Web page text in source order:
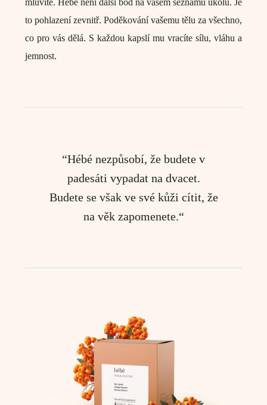
mluvíte. Hébé není další bod na vašem seznamu úkolů. Je
to pohlazení zevnitř. Poděkování vašemu tělu za všechno,
co pro vás dělá. S každou kapslí mu vracíte sílu, vláhu a
jemnost.
“Hébé nezpůsobí, že budete v
padesáti vypadat na dvacet.
Budete se však ve své kůži cítit, že
na věk zapomenete.“